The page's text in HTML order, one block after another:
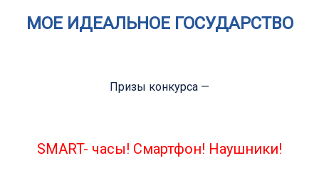
МОЕ ИДЕАЛЬНОЕ ГОСУДАРСТВО
Призы конкурса —
SMART- часы! Смартфон! Наушники!